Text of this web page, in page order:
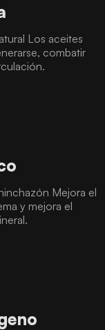
Los aceites
combatir
Mejora el
y mejora el